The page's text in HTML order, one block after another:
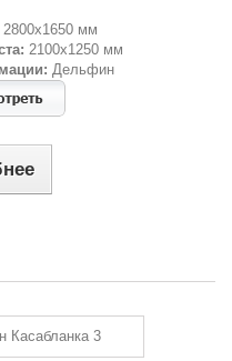
2800х1650 мм
2100х1250 мм
Дельфин